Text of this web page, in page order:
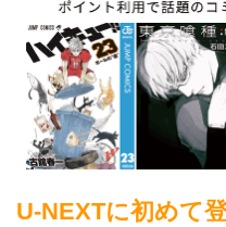
U-NEXTに初めて